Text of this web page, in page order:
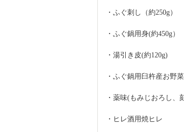
・ふぐ刺し（約250g）
・ふぐ鍋用身(約450g）
・湯引き皮(約120g)
・ふぐ鍋用臼杵産お野
・薬味(もみじおろし、
・ヒレ酒用焼ヒレ